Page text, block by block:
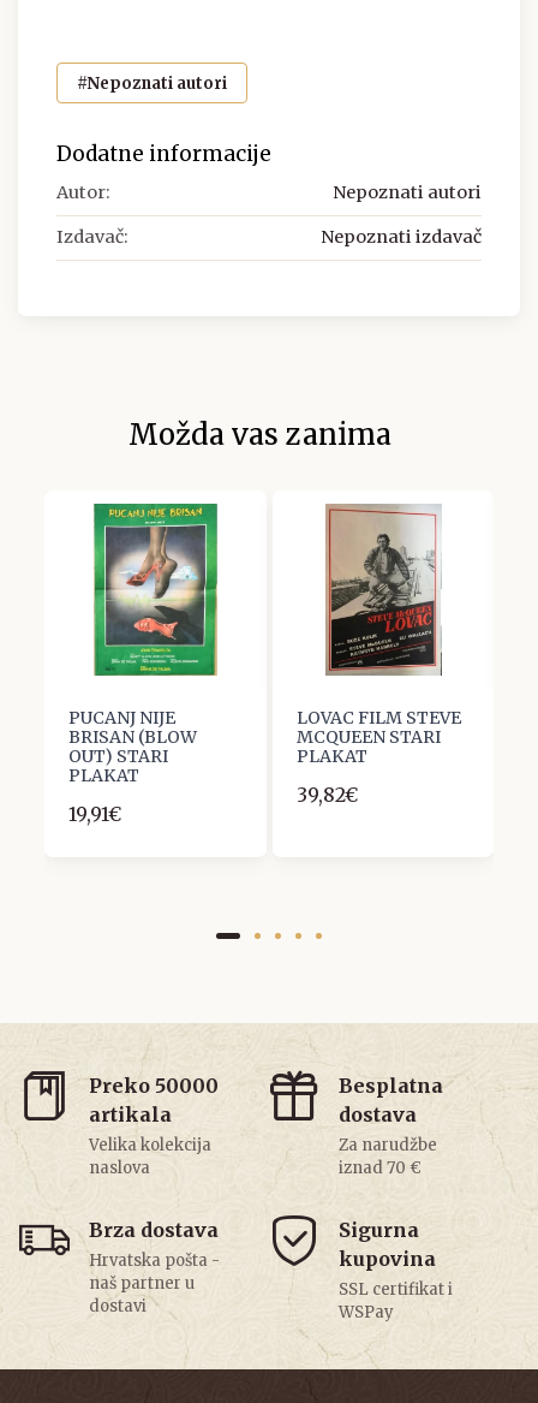
#Nepoznati autori
Dodatne informacije
Autor: Nepoznati autori
Izdavač: Nepoznati izdavač
Možda vas zanima
PUCANJ NIJE
BRISAN (BLOW
OUT) STARI
PLAKAT
19,91€
LOVAC FILM STEVE
MCQUEEN STARI
PLAKAT
39,82€
Preko 50000
artikala
Velika kolekcija
naslova
Besplatna
dostava
Za narudžbe
iznad 70 €
Brza dostava
Hrvatska pošta -
naš partner u
dostavi
Sigurna
kupovina
SSL certifikat i
WSPay